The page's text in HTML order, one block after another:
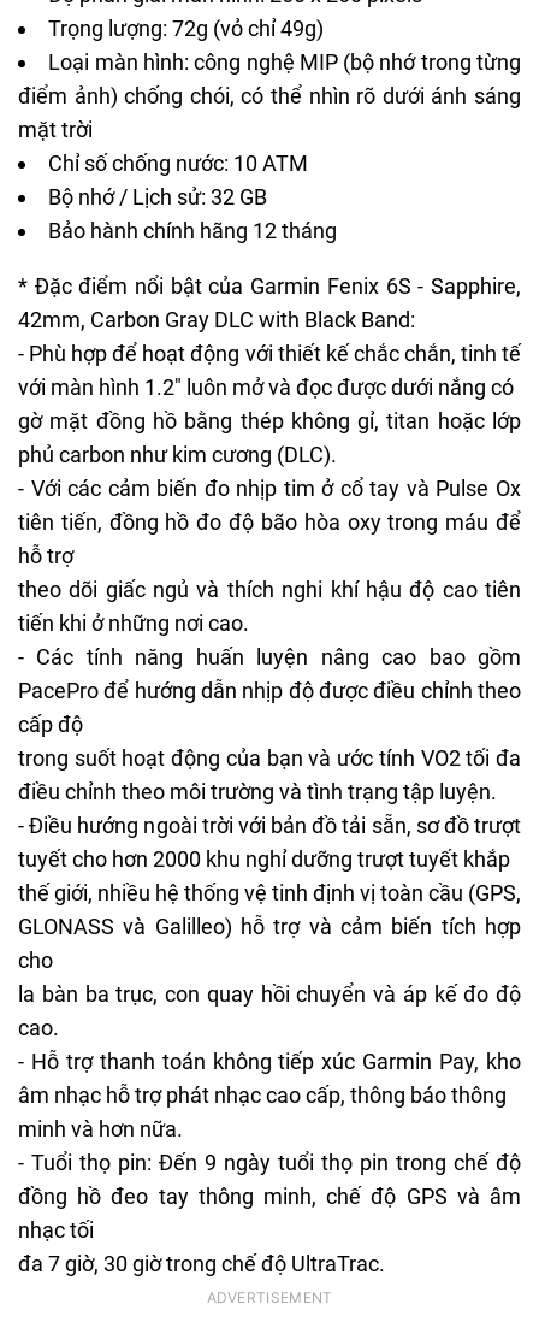
Trọng lượng: 72g (vỏ chỉ 49g)
Loại màn hình: công nghệ MIP (bộ nhớ trong từng
điểm ảnh) chống chói, có thể nhìn rõ dưới ánh sáng
mặt trời
Chỉ số chống nước: 10 ATM
Bộ nhớ / Lịch sử: 32 GB
Bảo hành chính hãng 12 tháng
* Đặc điểm nổi bật của Garmin Fenix 6S - Sapphire,
42mm, Carbon Gray DLC with Black Band:
- Phù hợp để hoạt động với thiết kế chắc chắn, tinh tế
với màn hình 1.2" luôn mở và đọc được dưới nắng có
gờ mặt đồng hồ bằng thép không gỉ, titan hoặc lớp
phủ carbon như kim cương (DLC).
- Với các cảm biến đo nhịp tim ở cổ tay và Pulse Ox
tiên tiến, đồng hồ đo độ bão hòa oxy trong máu để
hỗ trợ
theo dõi giấc ngủ và thích nghi khí hậu độ cao tiên
tiến khi ở những nơi cao.
- Các tính năng huấn luyện nâng cao bao gồm
PacePro để hướng dẫn nhịp độ được điều chỉnh theo
cấp độ
trong suốt hoạt động của bạn và ước tính VO2 tối đa
điều chỉnh theo môi trường và tình trạng tập luyện.
- Điều hướng ngoài trời với bản đồ tải sẵn, sơ đồ trượt
tuyết cho hơn 2000 khu nghỉ dưỡng trượt tuyết khắp
thế giới, nhiều hệ thống vệ tinh định vị toàn cầu (GPS,
GLONASS và Galilleo) hỗ trợ và cảm biến tích hợp
cho
la bàn ba trục, con quay hồi chuyển và áp kế đo độ
cao.
- Hỗ trợ thanh toán không tiếp xúc Garmin Pay, kho
âm nhạc hỗ trợ phát nhạc cao cấp, thông báo thông
minh và hơn nữa.
- Tuổi thọ pin: Đến 9 ngày tuổi thọ pin trong chế độ
đồng hồ đeo tay thông minh, chế độ GPS và âm
nhạc tối
đa 7 giờ, 30 giờ trong chế độ UltraTrac.